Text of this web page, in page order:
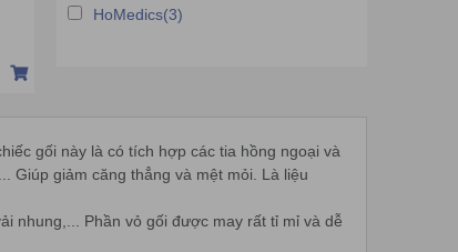
HoMedics(3)
gối này là có tích hợp các tia hồng ngoại và
Giúp giảm căng thẳng và mệt mỏi. Là liệu
nhung,... Phần vỏ gối được may rất tỉ mỉ và dễ